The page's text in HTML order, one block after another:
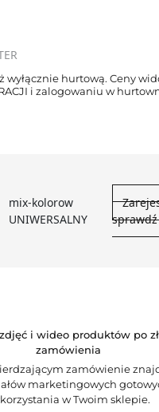
wyłącznie hurtową. Ceny
i zalogowaniu w
mix-kolorow
UNIWERSALNY
i wideo produktów po
zamówienia
zamówienie
marketingowych
w Twoim sklepie.